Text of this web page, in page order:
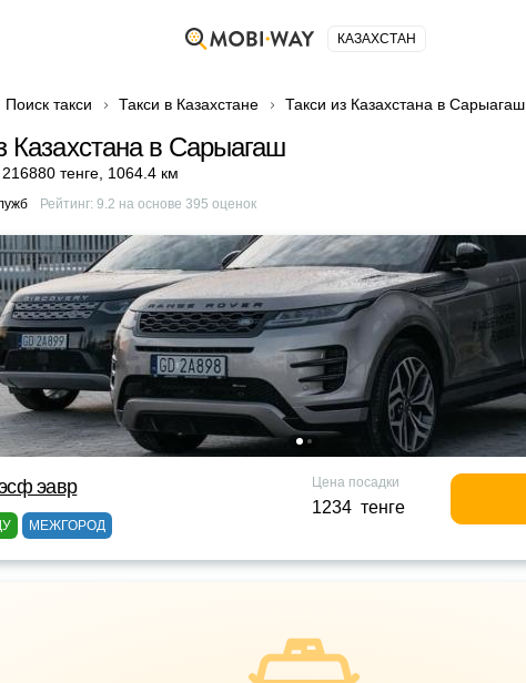
КАЗАХСТАН
Поиск такси Такси в Казахстане Такси из Казахстана в Сарыагаш
Казахстана в Сарыагаш
тенге 1064.4 км
Рейтинг: 9.2 на основе 395 оценок
эавр
МЕЖГОРОД
Цена посадки
1234 тенге